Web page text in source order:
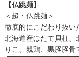
【仏跳麺】
＜超・仏跳麺＞
徹底的にこだわり抜
北海道産ほたて貝柱
りこ、親鶏、黒豚豚骨